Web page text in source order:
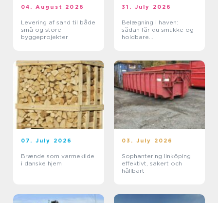
04. August 2026
Levering af sand til både
små og store
byggeprojekter
31. July 2026
Belægning i haven:
sådan får du smukke og
holdbare
07. July 2026
Brænde som varmekilde
i danske hjem
03. July 2026
Sophantering linköping
effektivt, säkert och
hållbart